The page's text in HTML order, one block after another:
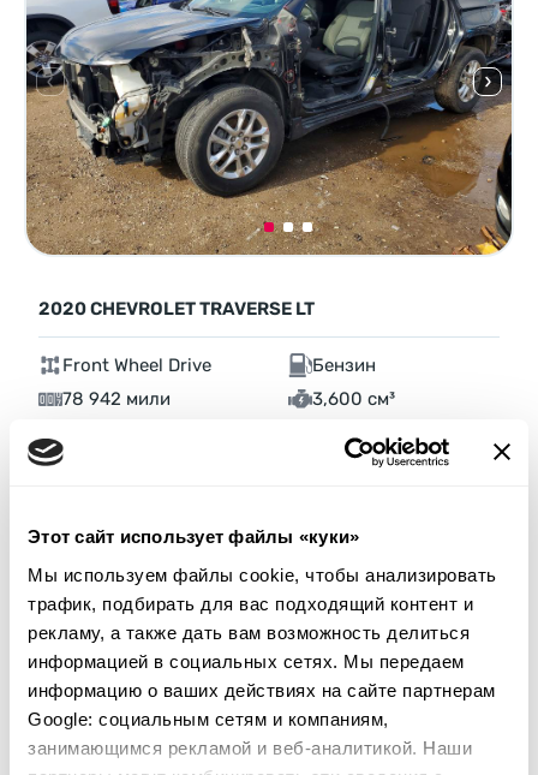
Этот сайт использует файлы «куки»
Мы используем файлы cookie, чтобы анализировать
трафик, подбирать для вас подходящий контент и
рекламу, а также дать вам возможность делиться
информацией в социальных сетях. Мы передаем
информацию о ваших действиях на сайте партнерам
Google: социальным сетям и компаниям,
занимающимся рекламой и веб-аналитикой. Наши
2020 CHEVROLET TRAVERSE LT
Front Wheel Drive
Бензин
78 942 мили
3,600 см³
2020
Боковая часть
Сделать ставку
Подробнее